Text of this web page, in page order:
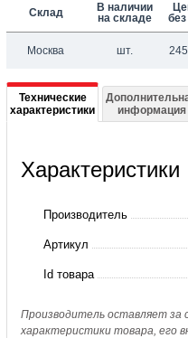
Склад
В наличии
на складе
Москва шт.
Подробная
информация
ICE64D10ED
Технические
характеристики
информация
Характеристики
Производитель
Артикул
Id товара
Производитель оставляет за
характеристики товара, его